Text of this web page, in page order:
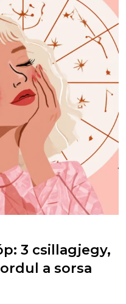
3 csillagjegy,
a sorsa